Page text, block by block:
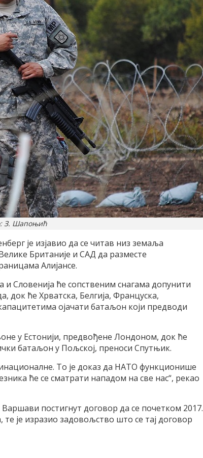
З. Шапоњић
је изјавио да се читав низ земаља
Британије и САД да разместе
Алијансе.
и Словенија ће сопственим снагама допунити
док ће Хрватска, Белгија, Француска,
ојачати батаљон који предводи
у Естонији, предвођене Лондоном, док ће
батаљон у Пољској, преноси Спутњик.
То је доказ да НАТО функционише
ће се сматрати нападом на све нас“, рекао
постигнут договор да се почетком 2017.
је изразио задовољство што се тај договор